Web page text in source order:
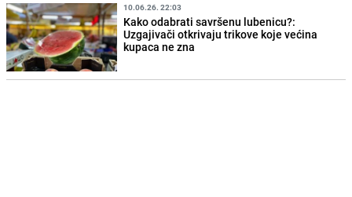
10.06.26. 22:03
Kako odabrati savršenu lubenicu?:
Uzgajivači otkrivaju trikove koje većina
kupaca ne zna